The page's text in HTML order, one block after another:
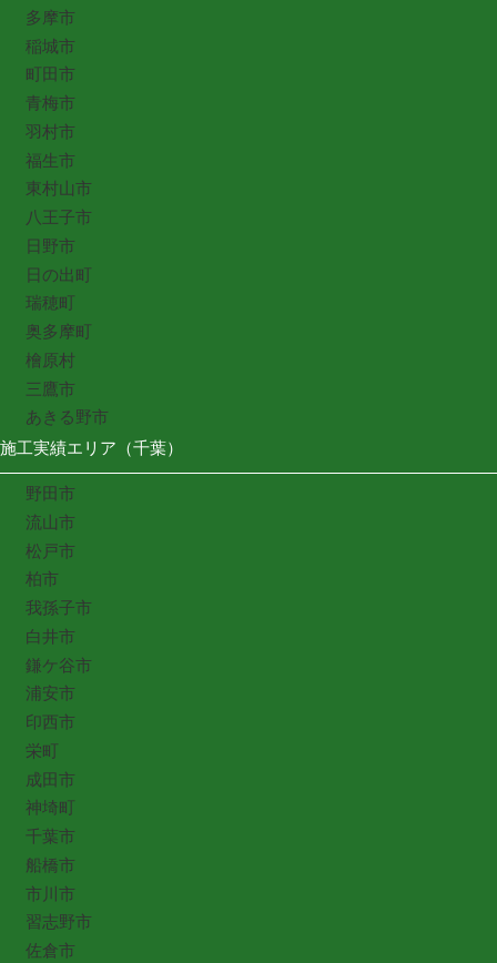
多摩市
稲城市
町田市
青梅市
羽村市
福生市
東村山市
八王子市
日野市
日の出町
瑞穂町
奥多摩町
檜原村
三鷹市
あきる野市
施工実績エリア（千葉）
野田市
流山市
松戸市
柏市
我孫子市
白井市
鎌ケ谷市
浦安市
印西市
栄町
成田市
神埼町
千葉市
船橋市
市川市
習志野市
佐倉市